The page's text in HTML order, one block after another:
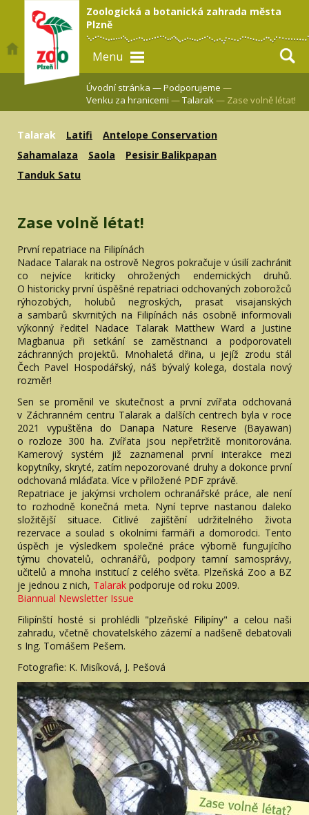
Zoologická a botanická zahrada města
Plzně
Menu
Úvodní stránka —Podporujeme —
Venku za hranicemi —Talarak— Zase volně létat!
Talarak Latifi
Antelope Conservation
Sahamalaza
Saola
Pesisir Balikpapan
Tanduk Satu
Zase volně létat!
První repatriace na Filipínách
Nadace Talarak na ostrově Negros pokračuje v úsilí zachránit
co nejvíce kriticky ohrožených endemických druhů.
O historicky první úspěšné repatriaci odchovaných zoborožců
rýhozobých, holubů negroských, prasat visajanských
a sambarů skvrnitých na Filipínách nás osobně informovali
výkonný ředitel Nadace Talarak Matthew Ward a Justine
Magbanua při setkání se zaměstnanci a podporovateli
záchranných projektů. Mnohaletá dřina, u jejíž zrodu stál
Čech Pavel Hospodářský, náš bývalý kolega, dostala nový
rozměr!
Sen se proměnil ve skutečnost a první zvířata odchovaná
v Záchranném centru Talarak a dalších centrech byla v roce
2021 vypuštěna do Danapa Nature Reserve (Bayawan)
o rozloze 300 ha. Zvířata jsou nepřetržitě monitorována.
Kamerový systém již zaznamenal první interakce mezi
kopytníky, skryté, zatím nepozorované druhy a dokonce první
odchovaná mláďata. Více v přiložené PDF zprávě.
Repatriace je jakýmsi vrcholem ochranářské práce, ale není
to rozhodně konečná meta. Nyní teprve nastanou daleko
složitější situace. Citlivé zajištění udržitelného života
rezervace a soulad s okolními farmáři a domorodci. Tento
úspěch je výsledkem společné práce výborně fungujícího
týmu chovatelů, ochranářů, podpory tamní samosprávy,
učitelů a mnoha institucí z celého světa. Plzeňská Zoo a BZ
je jednou z nich, Talarak podporuje od roku 2009.
Biannual Newsletter Issue
Filipínští hosté si prohlédli "plzeňské Filipíny" a celou naši
zahradu, včetně chovatelského zázemí a nadšeně debatovali
s Ing. Tomášem Pešem.
Fotografie: K. Misíková, J. Pešová